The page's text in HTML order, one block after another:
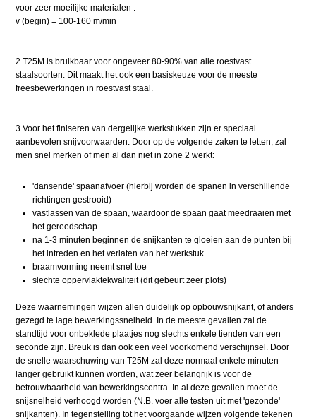
voor zeer moeilijke materialen :
v (begin) = 100-160 m/min
2 T25M is bruikbaar voor ongeveer 80-90% van alle roestvast
staalsoorten. Dit maakt het ook een basiskeuze voor de meeste
freesbewerkingen in roestvast staal.
3 Voor het finiseren van dergelijke werkstukken zijn er speciaal
aanbevolen snijvoorwaarden. Door op de volgende zaken te letten, zal
men snel merken of men al dan niet in zone 2 werkt:
'dansende' spaanafvoer (hierbij worden de spanen in verschillende
richtingen gestrooid)
vastlassen van de spaan, waardoor de spaan gaat meedraaien met
het gereedschap
na 1-3 minuten beginnen de snijkanten te gloeien aan de punten bij
het intreden en het verlaten van het werkstuk
braamvorming neemt snel toe
slechte oppervlaktekwaliteit (dit gebeurt zeer plots)
Deze waarnemingen wijzen allen duidelijk op opbouwsnijkant, of anders
gezegd te lage bewerkingssnelheid. In de meeste gevallen zal de
standtijd voor onbeklede plaatjes nog slechts enkele tienden van een
seconde zijn. Breuk is dan ook een veel voorkomend verschijnsel. Door
de snelle waarschuwing van T25M zal deze normaal enkele minuten
langer gebruikt kunnen worden, wat zeer belangrijk is voor de
betrouwbaarheid van bewerkingscentra. In al deze gevallen moet de
snijsnelheid verhoogd worden (N.B. voer alle testen uit met 'gezonde'
snijkanten). In tegenstelling tot het voorgaande wijzen volgende tekenen